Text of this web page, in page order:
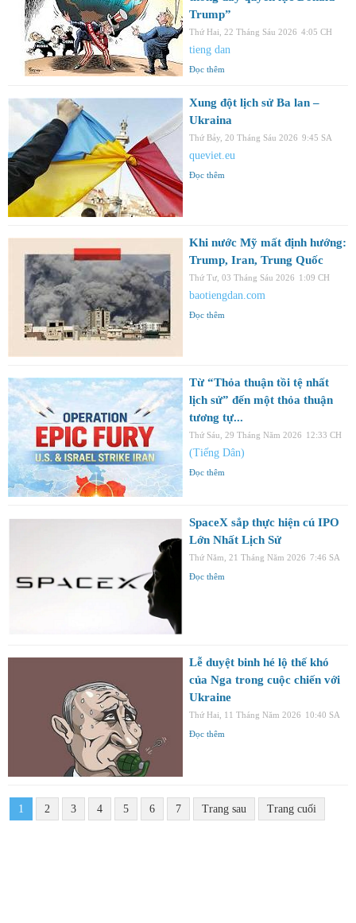
Trump”
Thứ Hai, 22 Tháng Sáu 2026 4:05 CH
tieng dan
Đọc thêm
Xung đột lịch sử Ba lan –
Ukraina
Thứ Bảy, 20 Tháng Sáu 2026 9:45 SA
queviet.eu
Đọc thêm
Khi nước Mỹ mất định hướng:
Trump, Iran, Trung Quốc
Thứ Tư, 03 Tháng Sáu 2026 1:09 CH
baotiengdan.com
Đọc thêm
Từ “Thỏa thuận tồi tệ nhất
lịch sử” đến một thỏa thuận
tương tự...
Thứ Sáu, 29 Tháng Năm 2026 12:33 CH
(Tiếng Dân)
Đọc thêm
SpaceX sắp thực hiện cú IPO
Lớn Nhất Lịch Sử
Thứ Năm, 21 Tháng Năm 2026 7:46 SA
Đọc thêm
Lễ duyệt binh hé lộ thế khó
của Nga trong cuộc chiến với
Ukraine
Thứ Hai, 11 Tháng Năm 2026 10:40 SA
Đọc thêm
1 2 3 4 5 6 7 Trang sau Trang cuối